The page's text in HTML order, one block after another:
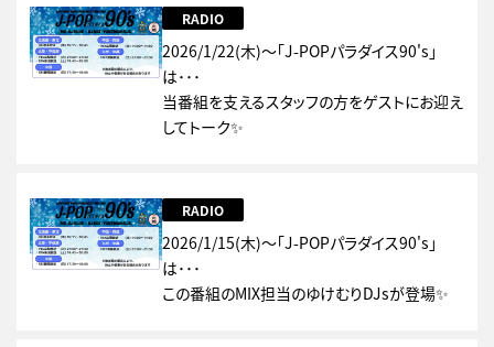
RADIO
2026/1/22(木)～「J-POPパラダイス90's」
は･･･
当番組を支えるスタッフの方をゲストにお迎え
してトーク✨
RADIO
2026/1/15(木)～「J-POPパラダイス90's」
は･･･
この番組のMIX担当のゆけむりDJsが登場✨